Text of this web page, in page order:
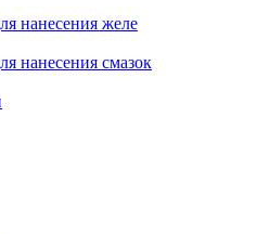
нанесения желе
нанесения смазок